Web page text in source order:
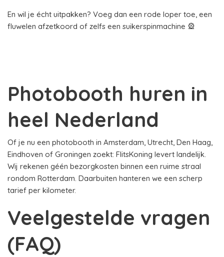
En wil je écht uitpakken? Voeg dan een rode loper toe, een
fluwelen afzetkoord of zelfs een suikerspinmachine 🎡
Photobooth huren in
heel Nederland
Of je nu een photobooth in Amsterdam, Utrecht, Den Haag,
Eindhoven of Groningen zoekt: FlitsKoning levert landelijk.
Wij rekenen géén bezorgkosten binnen een ruime straal
rondom Rotterdam. Daarbuiten hanteren we een scherp
tarief per kilometer.
Veelgestelde vragen
(FAQ)